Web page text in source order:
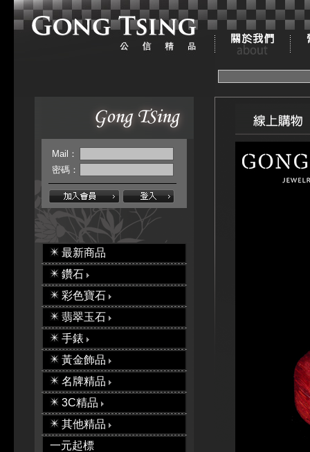
Mail：
密碼：
最新商品
鑽石
彩色寶石
翡翠玉石
手錶
黃金飾品
名牌精品
3C精品
其他精品
一元起標